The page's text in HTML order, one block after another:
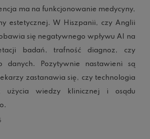
ma na funkcjonowanie medycyny,
estetycznej. W Hiszpanii, czy Anglii
się negatywnego wpływu AI na
badań, trafność diagnoz, czy
danych. Pozytywnie nastawieni są
zastanawia się, czy technologia
wiedzy klinicznej i osądu